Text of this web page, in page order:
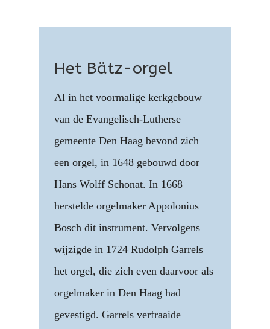
Het Bätz-orgel
Al in het voormalige kerkgebouw
van de Evangelisch-Lutherse
gemeente Den Haag bevond zich
een orgel, in 1648 gebouwd door
Hans Wolff Schonat. In 1668
herstelde orgelmaker Appolonius
Bosch dit instrument. Vervolgens
wijzigde in 1724 Rudolph Garrels
het orgel, die zich even daarvoor als
orgelmaker in Den Haag had
gevestigd. Garrels verfraaide